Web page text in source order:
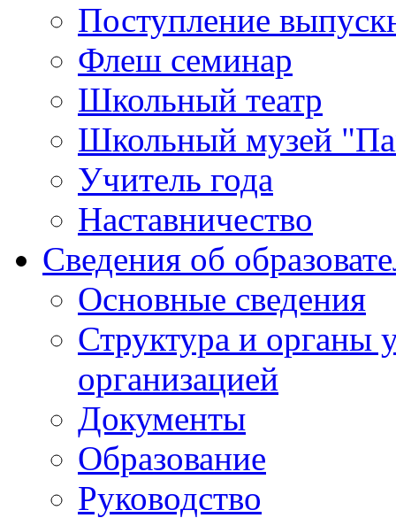
Поступление
Флеш семинар
Школьный театр
Школьный музей
Учитель года
Наставничество
Сведения об
Основные сведения
Структура и органы
организацией
Документы
Образование
Руководство